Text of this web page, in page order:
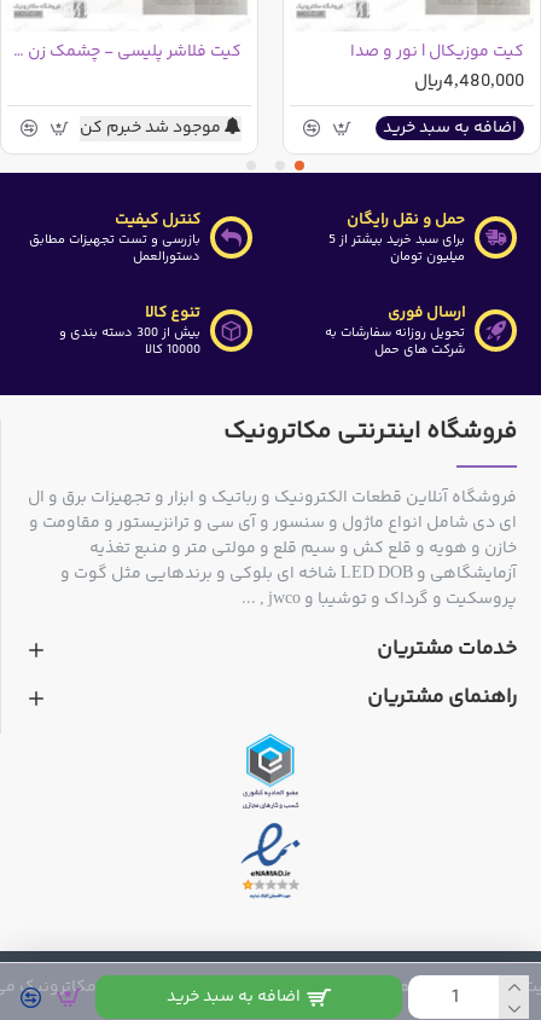
اضافه به سبد خرید
کیت موزیکال | نور و صدا
4,480,000ریال
اضافه به سبد خرید
کیت فلاشر پلیسی - چشمک زن دو رنگ
موجود شد خبرم کن
حمل و نقل رایگان
برای سبد خرید بیشتر از 5
میلیون تومان
کنترل کیفیت
بازرسی و تست تجهیزات مطابق
دستورالعمل
ارسال فوری
تحویل روزانه سفارشات به
شرکت های حمل
تنوع کالا
بیش از 300 دسته بندی و
10000 کالا
فروشگاه اینترنتی مکاترونیک
فروشگاه آنلاین قطعات الکترونیک و رباتیک و ابزار و تجهیزات برق و ال
ای دی شامل انواع ماژول و سنسور و آی سی و ترانزیستور و مقاومت و
خازن و هویه و قلع کش و سیم قلع و مولتی متر و منبع تغذیه
آزمایشگاهی و LED DOB شاخه ای بلوکی و برندهایی مثل گوت و
پروسکیت و گرداک و توشیبا و jwco , ...
خدمات مشتریان
راهنمای مشتریان
فروشگاه مکاترونیک می باشد